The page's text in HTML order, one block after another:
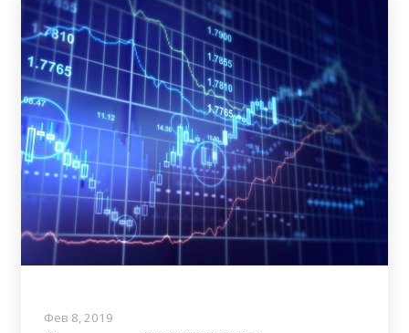
Фев 8, 2019